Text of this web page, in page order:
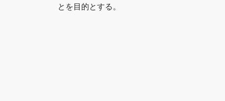
とを目的とする。